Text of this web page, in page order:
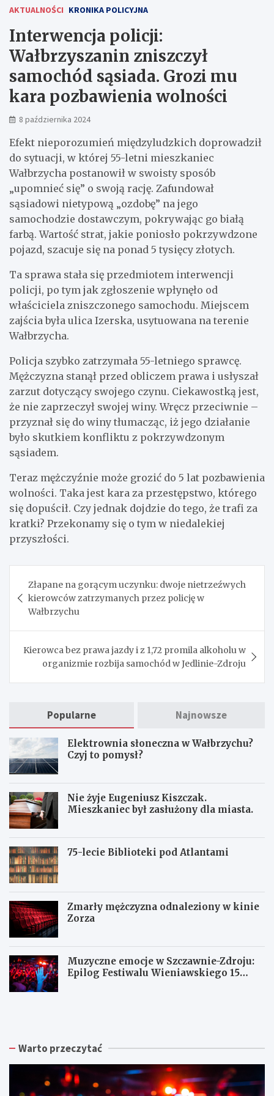
AKTUALNOŚCI KRONIKA POLICYJNA
Interwencja policji:
Wałbrzyszanin zniszczył
samochód sąsiada. Grozi mu
kara pozbawienia wolności
8 października 2024
Efekt nieporozumień międzyludzkich doprowadził
do sytuacji, w której 55-letni mieszkaniec
Wałbrzycha postanowił w swoisty sposób
„upomnieć się” o swoją rację. Zafundował
sąsiadowi nietypową „ozdobę” na jego
samochodzie dostawczym, pokrywając go białą
farbą. Wartość strat, jakie poniosło pokrzywdzone
pojazd, szacuje się na ponad 5 tysięcy złotych.
Ta sprawa stała się przedmiotem interwencji
policji, po tym jak zgłoszenie wpłynęło od
właściciela zniszczonego samochodu. Miejscem
zajścia była ulica Izerska, usytuowana na terenie
Wałbrzycha.
Policja szybko zatrzymała 55-letniego sprawcę.
Mężczyzna stanął przed obliczem prawa i usłyszał
zarzut dotyczący swojego czynu. Ciekawostką jest,
że nie zaprzeczył swojej winy. Wręcz przeciwnie –
przyznał się do winy tłumacząc, iż jego działanie
było skutkiem konfliktu z pokrzywdzonym
sąsiadem.
Teraz mężczyźnie może grozić do 5 lat pozbawienia
wolności. Taka jest kara za przestępstwo, którego
się dopuścił. Czy jednak dojdzie do tego, że trafi za
kratki? Przekonamy się o tym w niedalekiej
przyszłości.
wpisu
Złapane na gorącym uczynku: dwoje nietrzeźwych
kierowców zatrzymanych przez policję w
Wałbrzychu
Kierowca bez prawa jazdy i z 1,72 promila alkoholu w
organizmie rozbija samochód w Jedlinie-Zdroju
Popularne Najnowsze
Elektrownia słoneczna w Wałbrzychu?
Czyj to pomysł?
Nie żyje Eugeniusz Kiszczak.
Mieszkaniec był zasłużony dla miasta.
75-lecie Biblioteki pod Atlantami
Zmarły mężczyzna odnaleziony w kinie
Zorza
Muzyczne emocje w Szczawnie-Zdroju:
Epilog Festiwalu Wieniawskiego 15
Z
k
W
z
W
z Warto przeczytać